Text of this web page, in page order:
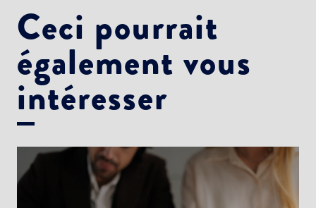
Ceci pourrait
également vous
intéresser